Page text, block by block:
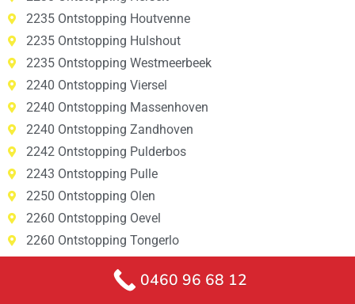
2235 Ontstopping Houtvenne
2235 Ontstopping Hulshout
2235 Ontstopping Westmeerbeek
2240 Ontstopping Viersel
2240 Ontstopping Massenhoven
2240 Ontstopping Zandhoven
2242 Ontstopping Pulderbos
2243 Ontstopping Pulle
2250 Ontstopping Olen
2260 Ontstopping Oevel
2260 Ontstopping Tongerlo
2260 Ontstopping Zoerle-Parwijs
0460 96 68 12